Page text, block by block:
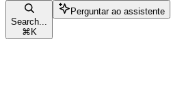
Search...
⌘ K
Perguntar ao assistente